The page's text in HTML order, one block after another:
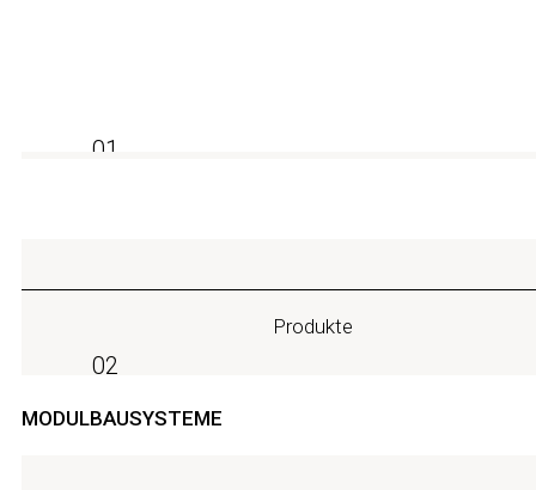
01
Produkte
02
MODULBAUSYSTEME